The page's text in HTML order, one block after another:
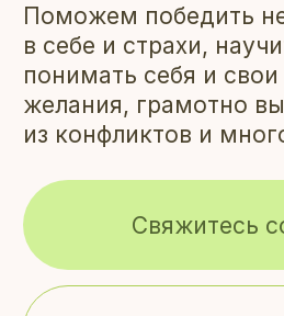
Поможем победить
в себе и страхи,
понимать себя и
желания, грамотно
из конфликтов и
Свяжитесь